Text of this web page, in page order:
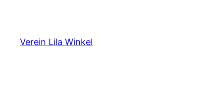
springen
Verein Lila Winkel